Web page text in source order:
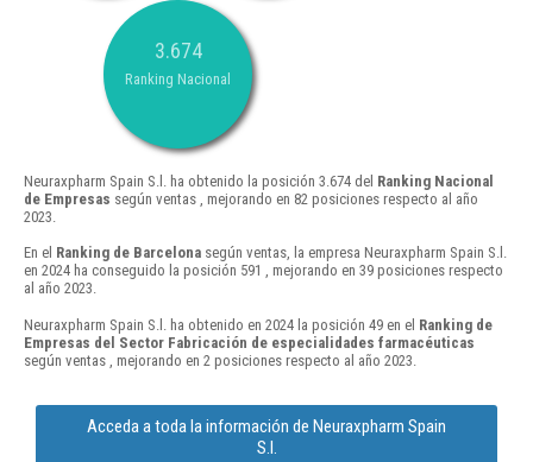
3.674
Ranking Nacional
Neuraxpharm Spain S.l. ha obtenido la posición 3.674 del Ranking Nacional
de Empresas según ventas , mejorando en 82 posiciones respecto al año
2023.
En el Ranking de Barcelona según ventas, la empresa Neuraxpharm Spain S.l.
en 2024 ha conseguido la posición 591 , mejorando en 39 posiciones respecto
al año 2023.
Neuraxpharm Spain S.l. ha obtenido en 2024 la posición 49 en el Ranking de
Empresas del Sector Fabricación de especialidades farmacéuticas
según ventas , mejorando en 2 posiciones respecto al año 2023.
Acceda a toda la información de Neuraxpharm Spain
S.l.